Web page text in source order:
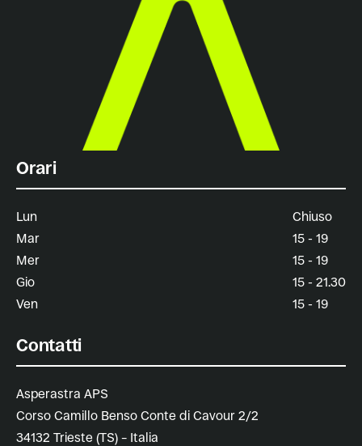
Orari
Lun
Mar
Mer
Gio
Ven
Chiuso
15 - 19
15 - 19
15 - 21.30
15 - 19
Contatti
Asperastra APS
Corso Camillo Benso Conte di Cavour 2/2
34132 Trieste (TS) – Italia